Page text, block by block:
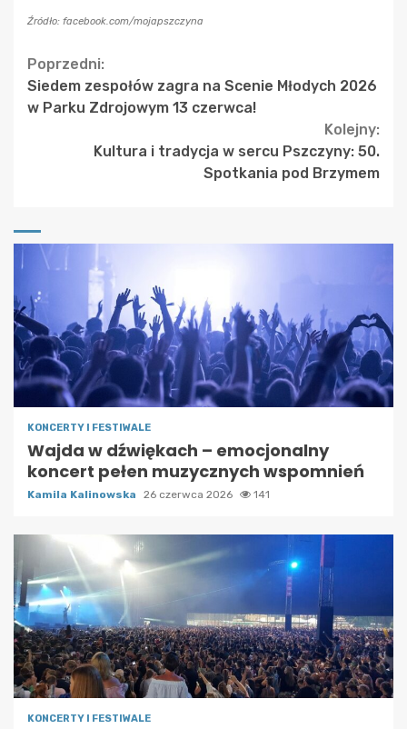
Źródło: facebook.com/mojapszczyna
Continue
Reading
Poprzedni:
Siedem zespołów zagra na Scenie Młodych 2026
w Parku Zdrojowym 13 czerwca!
Kolejny:
Kultura i tradycja w sercu Pszczyny: 50.
Spotkania pod Brzymem
KONCERTY I FESTIWALE
Wajda w dźwiękach – emocjonalny
koncert pełen muzycznych wspomnień
Kamila Kalinowska 26 czerwca 2026 141
KONCERTY I FESTIWALE